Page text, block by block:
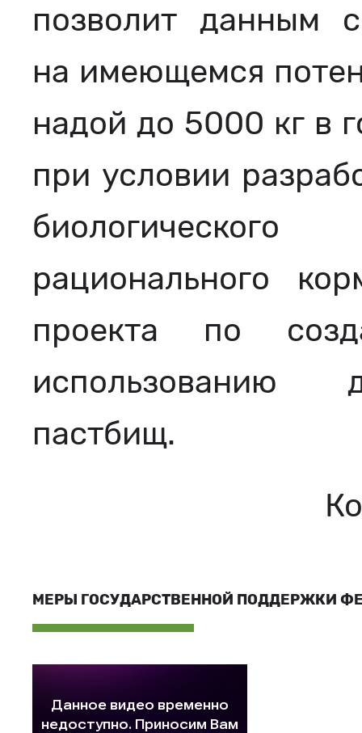
МЕРЫ ГОСУДАРСТВЕННОЙ ПОДДЕРЖКИ
позволит данным
на имеющемся
надой до 5000 кг в
при условии
рационального
проекта по
использованию
пастбищ.